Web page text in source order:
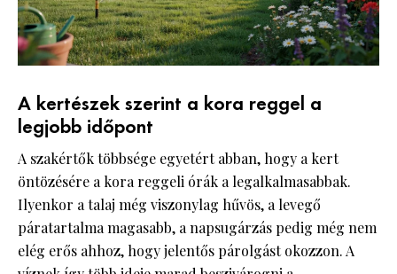
A kertészek szerint a kora reggel a
legjobb időpont
A szakértők többsége egyetért abban, hogy a kert
öntözésére a kora reggeli órák a legalkalmasabbak.
Ilyenkor a talaj még viszonylag hűvös, a levegő
páratartalma magasabb, a napsugárzás pedig még nem
elég erős ahhoz, hogy jelentős párolgást okozzon. A